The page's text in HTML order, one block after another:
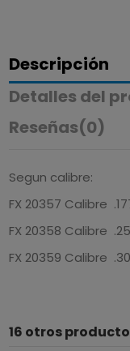
Descripción
Detalles del
Reseñas(0)
Segun calibre:
FX 20357 Calibre
FX 20358 Calibre
FX 20359 Calibre
16 otros